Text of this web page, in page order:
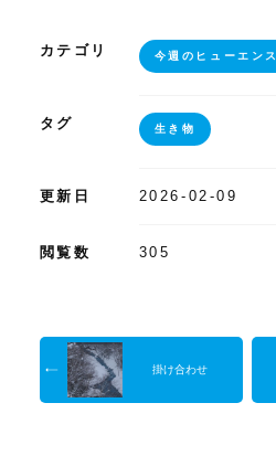
カテゴリ 今週のヒューエンス
タグ 生き物
更新日 2026-02-09
閲覧数 305
掛け合わせ